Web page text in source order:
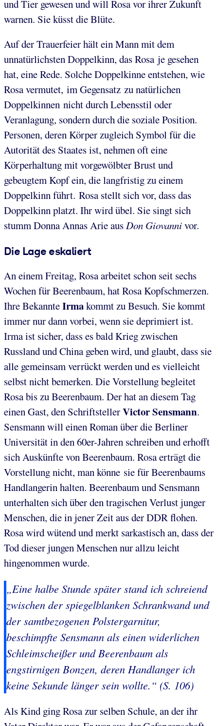
und Tier gewesen und will Rosa vor ihrer Zukunft
warnen. Sie küsst die Blüte.
Auf der Trauerfeier hält ein Mann mit dem
unnatürlichsten Doppelkinn, das Rosa je gesehen
hat, eine Rede. Solche Doppelkinne entstehen, wie
Rosa vermutet, im Gegensatz zu natürlichen
Doppelkinnen nicht durch Lebensstil oder
Veranlagung, sondern durch die soziale Position.
Personen, deren Körper zugleich Symbol für die
Autorität des Staates ist, nehmen oft eine
Körperhaltung mit vorgewölbter Brust und
gebeugtem Kopf ein, die langfristig zu einem
Doppelkinn führt. Rosa stellt sich vor, dass das
Doppelkinn platzt. Ihr wird übel. Sie singt sich
stumm Donna Annas Arie ausDon Giovannivor.
Die Lage eskaliert
An einem Freitag, Rosa arbeitet schon seit sechs
Wochen für Beerenbaum, hat Rosa Kopfschmerzen.
Ihre BekannteIrmakommt zu Besuch. Sie kommt
immer nur dann vorbei, wenn sie deprimiert ist.
Irma ist sicher, dass es bald Krieg zwischen
Russland und China geben wird, und glaubt, dass sie
alle gemeinsam verrückt werden und es vielleicht
selbst nicht bemerken. Die Vorstellung begleitet
Rosa bis zu Beerenbaum. Der hat an diesem Tag
einen Gast, den SchriftstellerVictor Sensmann.
Sensmann will einen Roman über die Berliner
Universität in den 60er-Jahren schreiben und erhofft
sich Auskünfte von Beerenbaum. Rosa erträgt die
Vorstellung nicht, man könne sie für Beerenbaums
Handlangerin halten. Beerenbaum und Sensmann
unterhalten sich über den tragischen Verlust junger
Menschen, die in jener Zeit aus der DDR flohen.
Rosa wird wütend und merkt sarkastisch an, dass der
Tod dieser jungen Menschen nur allzu leicht
hingenommen wurde.
„Eine halbe Stunde später stand ich schreiend
zwischen der spiegelblanken Schrankwand und
der samtbezogenen Polstergarnitur,
beschimpfte Sensmann als einen widerlichen
Schleimscheißer und Beerenbaum als
engstirnigen Bonzen, deren Handlanger ich
keine Sekunde länger sein wollte.“ (S. 106)
Als Kind ging Rosa zur selben Schule, an der ihr